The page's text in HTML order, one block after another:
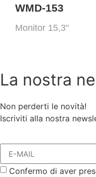
WMD-153
Monitor 15,3"
La nostra
Non perderti le novità!
Iscriviti alla nostra
Confermo di aver